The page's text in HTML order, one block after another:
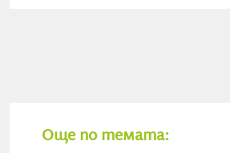
За разлика от обичайните
награда поставя ударение
опазването на природата и
поставят нравствени
самобитност, художествена
Още по темата: